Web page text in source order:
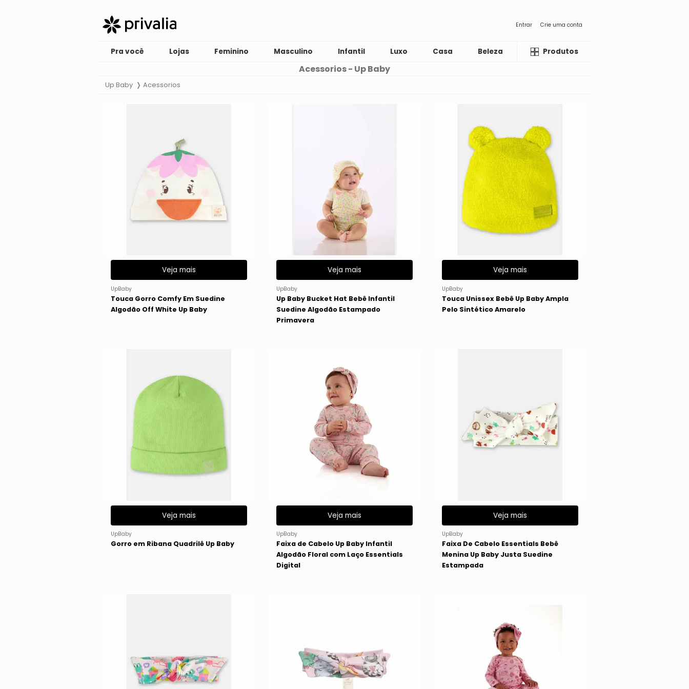
Entrar Crie uma conta
Pra você Lojas Feminino Masculino Infantil Luxo Casa Beleza LiquidaProdutos
Acessorios - Up Baby
Up Baby Acessorios
Veja mais
UpBaby
Touca Gorro Comfy Em Suedine
Algodão Off White Up Baby
Veja mais
UpBaby
Up Baby Bucket Hat Bebê Infantil
Suedine Algodão Estampado
Primavera
Veja mais
UpBaby
Touca Unissex Bebê Up Baby Ampla
Pelo Sintético Amarelo
Veja mais
UpBaby
Gorro em Ribana Quadrilê Up Baby
Veja mais
UpBaby
Faixa de Cabelo Up Baby Infantil
Algodão Floral com Laço Essentials
Digital
Veja mais
UpBaby
Faixa De Cabelo Essentials Bebê
Menina Up Baby Justa Suedine
Estampada